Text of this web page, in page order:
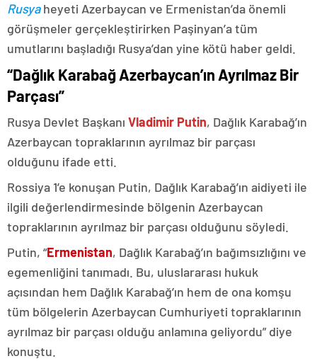
Rusyaheyeti Azerbaycan ve Ermenistan’da önemli
görüşmeler gerçekleştirirken Paşinyan’a tüm
umutlarını başladığı Rusya’dan yine kötü haber geldi.
“Dağlık Karabağ Azerbaycan’ın Ayrılmaz Bir
Parçası”
Rusya Devlet Başkanı Vladimir Putin, Dağlık Karabağ’ın
Azerbaycan topraklarının ayrılmaz bir parçası
olduğunu ifade etti.
Rossiya 1’e konuşan Putin, Dağlık Karabağ’ın aidiyeti ile
ilgili değerlendirmesinde bölgenin Azerbaycan
topraklarının ayrılmaz bir parçası olduğunu söyledi.
Putin, “Ermenistan, Dağlık Karabağ’ın bağımsızlığını ve
egemenliğini tanımadı. Bu, uluslararası hukuk
açısından hem Dağlık Karabağ’ın hem de ona komşu
tüm bölgelerin Azerbaycan Cumhuriyeti topraklarının
ayrılmaz bir parçası olduğu anlamına geliyordu” diye
konuştu.